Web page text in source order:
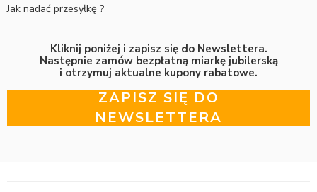
Jak nadać przesyłkę ?
Kliknij poniżej i zapisz się do Newslettera.
Następnie zamów bezpłatną miarkę jubilerską
i otrzymuj aktualne kupony rabatowe.
ZAPISZ SIĘ DO
NEWSLETTERA